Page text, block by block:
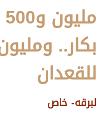
للقعدان
لبرقه- خاص